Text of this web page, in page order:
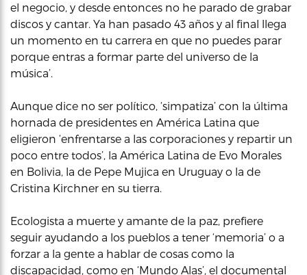
el negocio, y desde entonces no he parado de grabar
discos y cantar. Ya han pasado 43 años y al final llega
un momento en tu carrera en que no puedes parar
porque entras a formar parte del universo de la
música’.
Aunque dice no ser político, ‘simpatiza’ con la última
hornada de presidentes en América Latina que
eligieron ‘enfrentarse a las corporaciones y repartir un
poco entre todos’, la América Latina de Evo Morales
en Bolivia, la de Pepe Mujica en Uruguay o la de
Cristina Kirchner en su tierra.
Ecologista a muerte y amante de la paz, prefiere
seguir ayudando a los pueblos a tener ‘memoria’ o a
forzar a la gente a hablar de cosas como la
discapacidad, como en ‘Mundo Alas’, el documental